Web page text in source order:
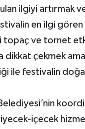
ilgiyi artırmak
en ilgi
topaç ve tornet
dikkat çekmek
ile festivalin
içecek